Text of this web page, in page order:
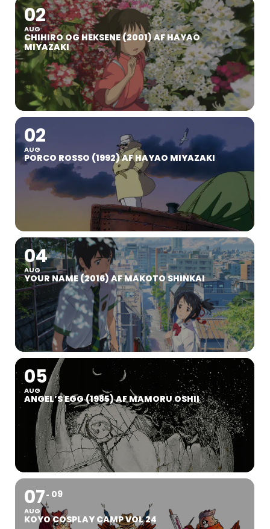
02
AUG
CHIHIRO OG HEKSENE (2001) AF HAYAO
MIYAZAKI
02
AUG
PORCO ROSSO (1992) AF HAYAO MIYAZAKI
04
AUG
YOUR NAME (2016) AF MAKOTO SHINKAI
05
AUG
ANGEL’S EGG (1985) AF MAMORU OSHII
07
AUG
09
KOYO COSPLAY CAMP VOL 24